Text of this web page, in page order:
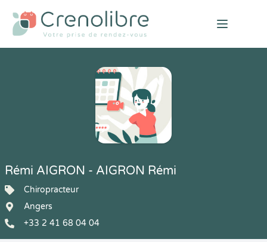
Open
Rémi AIGRON - AIGRON Rémi
Chiropracteur
Angers
+33 2 41 68 04 04